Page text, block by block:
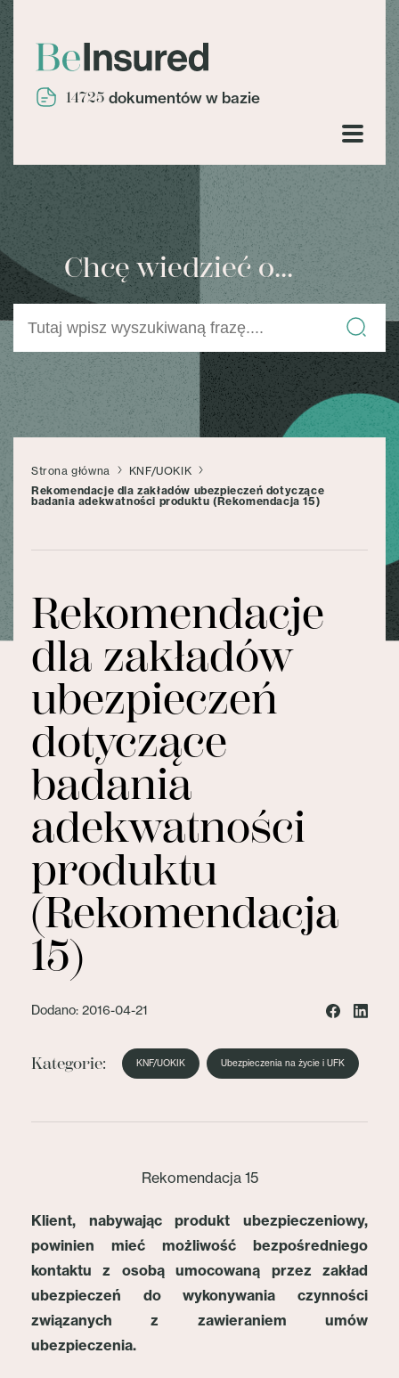
14725 dokumentów w bazie
Chcę wiedzieć o...
Strona główna
KNF/UOKIK
Rekomendacje dla zakładów ubezpieczeń dotyczące
badania adekwatności produktu (Rekomendacja 15)
Rekomendacje
dla zakładów
ubezpieczeń
dotyczące
badania
adekwatności
produktu
(Rekomendacja
15)
Dodano: 2016-04-21
Kategorie: KNF/UOKIK Ubezpieczenia na życie i UFK
Rekomendacja 15
Klient, nabywając produkt ubezpieczeniowy,
powinien mieć możliwość bezpośredniego
kontaktu z osobą umocowaną przez zakład
ubezpieczeń do wykonywania czynności
związanych z zawieraniem umów
ubezpieczenia.